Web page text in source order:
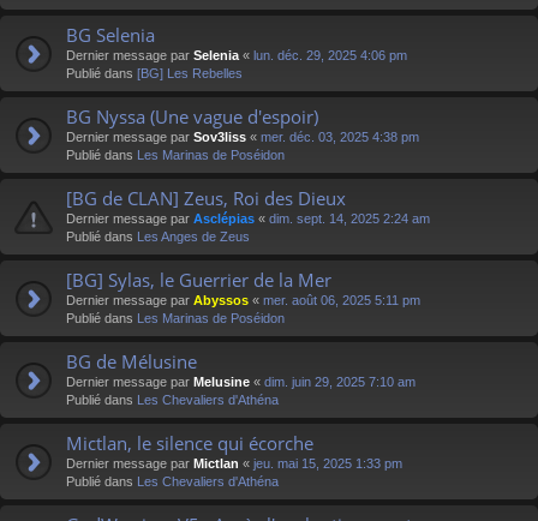
BG Selenia
Dernier message par Selenia « lun. déc. 29, 2025 4:06 pm
Publié dans [BG] Les Rebelles
BG Nyssa (Une vague d'espoir)
Dernier message par Sov3liss « mer. déc. 03, 2025 4:38 pm
Publié dans Les Marinas de Poséidon
[BG de CLAN] Zeus, Roi des Dieux
Dernier message par Asclépias « dim. sept. 14, 2025 2:24 am
Publié dans Les Anges de Zeus
[BG] Sylas, le Guerrier de la Mer
Dernier message par Abyssos « mer. août 06, 2025 5:11 pm
Publié dans Les Marinas de Poséidon
BG de Mélusine
Dernier message par Melusine « dim. juin 29, 2025 7:10 am
Publié dans Les Chevaliers d'Athéna
Mictlan, le silence qui écorche
Dernier message par Mictlan « jeu. mai 15, 2025 1:33 pm
Publié dans Les Chevaliers d'Athéna